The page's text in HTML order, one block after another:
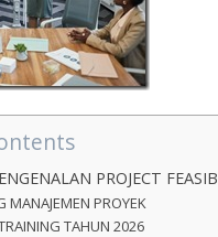
PROJECT
MANAJEMEN PROYEK
TAHUN 2026